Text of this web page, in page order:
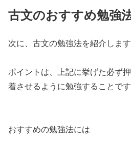
古文のおすすめ勉強
次に、古文の勉強法を紹介します
ポイントは、上記に挙げた必ず
着させるように勉強することです
おすすめの勉強法には